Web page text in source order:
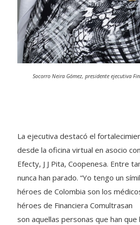
Socorro Neira Gómez, presidente ejecutiva
La ejecutiva destacó el
desde la oficina virtual en asocio
Efecty, J J Pita, Coopenesa. Entre
nunca han parado. “Yo tengo un
héroes de Colombia son los
héroes de Financiera Comultrasan
son aquellas personas que han que